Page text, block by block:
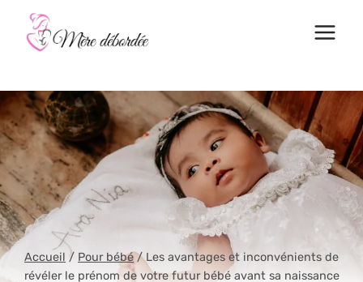
contenu
Accueil / Pour bébé / Les avantages et inconvénients de
révéler le prénom de votre futur bébé avant sa naissance